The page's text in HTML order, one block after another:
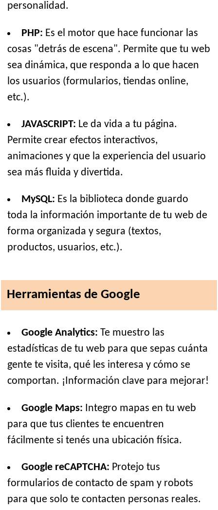
personalidad.
PHP: Es el motor que hace funcionar las
cosas "detrás de escena". Permite que tu web
sea dinámica, que responda a lo que hacen
los usuarios (formularios, tiendas online,
etc.).
JAVASCRIPT: Le da vida a tu página.
Permite crear efectos interactivos,
animaciones y que la experiencia del usuario
sea más fluida y divertida.
MySQL: Es la biblioteca donde guardo
toda la información importante de tu web de
forma organizada y segura (textos,
productos, usuarios, etc.).
Herramientas de Google
Google Analytics: Te muestro las
estadísticas de tu web para que sepas cuánta
gente te visita, qué les interesa y cómo se
comportan. ¡Información clave para mejorar!
Google Maps: Integro mapas en tu web
para que tus clientes te encuentren
fácilmente si tenés una ubicación física.
Google reCAPTCHA: Protejo tus
formularios de contacto de spam y robots
para que solo te contacten personas reales.